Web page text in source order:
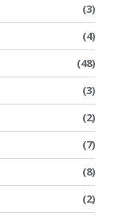
(3)
(4)
(48)
(3)
(2)
(7)
(8)
(2)